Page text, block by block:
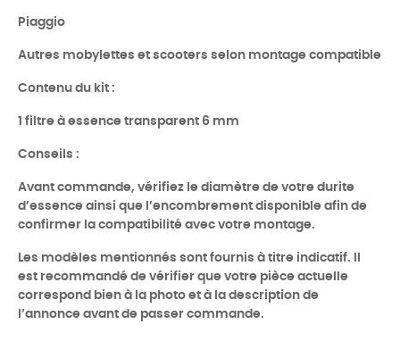
Piaggio
Autres mobylettes et scooters selon montage compatible
Contenu du kit :
1 filtre à essence transparent 6 mm
Conseils :
Avant commande, vérifiez le diamètre de votre durite
d’essence ainsi que l’encombrement disponible afin de
confirmer la compatibilité avec votre montage.
Les modèles mentionnés sont fournis à titre indicatif. Il
est recommandé de vérifier que votre pièce actuelle
correspond bien à la photo et à la description de
l’annonce avant de passer commande.